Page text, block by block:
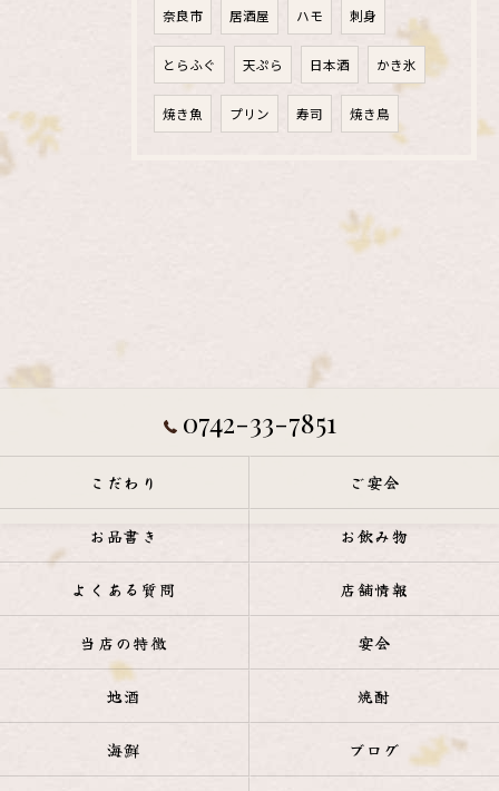
奈良市 居酒屋 ハモ 刺身
とらふぐ 天ぷら 日本酒 かき氷
焼き魚 プリン 寿司 焼き鳥
0742-33-7851
こだわり ご宴会
お品書き お飲み物
よくある質問 店舗情報
当店の特徴 宴会
地酒 焼酎
海鮮 ブログ